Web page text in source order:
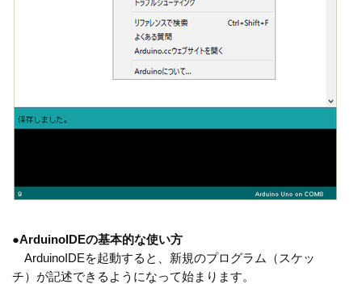
●ArduinoIDEの基本的な使い方
ArduinoIDEを起動すると、新規のプログラム（スケッ
チ）が記述できるようになって始まります。